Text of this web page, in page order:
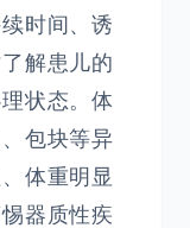
时间、诱
解患儿的
状态。体
包块等异
体重明显
器质性疾